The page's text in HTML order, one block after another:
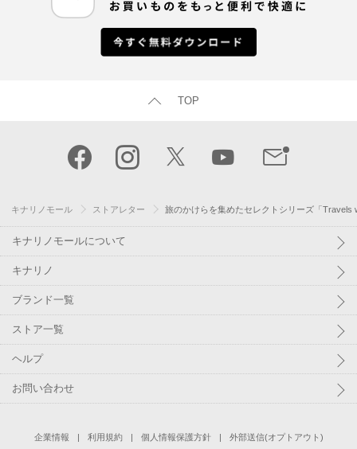
TOP
キナリノモール ストアレター 旅のかけらを集めたセレクトシリーズ「Travels
キナリノモールについて
キナリノ
ブランド一覧
ストア一覧
ヘルプ
お問い合わせ
企業情報 利用規約 個人情報保護方針 外部送信(オプトアウト)